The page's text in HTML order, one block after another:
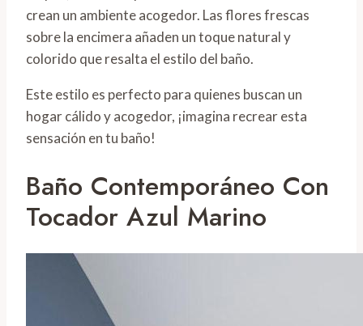
crean un ambiente acogedor. Las flores frescas
sobre la encimera añaden un toque natural y
colorido que resalta el estilo del baño.
Este estilo es perfecto para quienes buscan un
hogar cálido y acogedor, ¡imagina recrear esta
sensación en tu baño!
Baño Contemporáneo Con
Tocador Azul Marino